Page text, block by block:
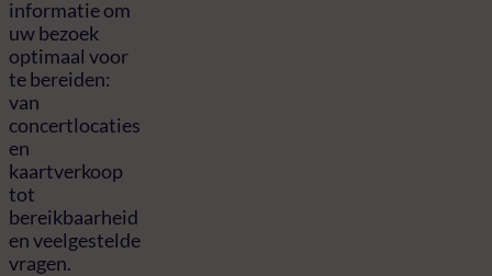
informatie om
uw bezoek
optimaal voor
te bereiden:
van
concertlocaties
en
kaartverkoop
tot
bereikbaarheid
en veelgestelde
vragen.